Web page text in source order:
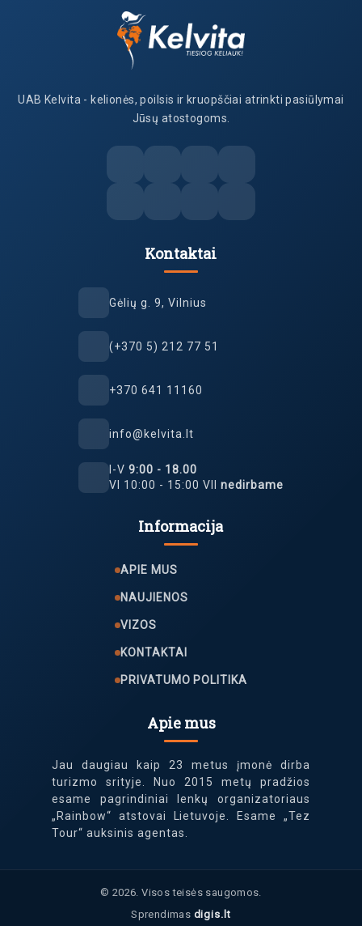
UAB Kelvita - kelionės, poilsis ir kruopščiai atrinkti pasiūlymai
Jūsų atostogoms.
Kontaktai
Gėlių g. 9, Vilnius
(+370 5) 212 77 51
+370 641 11160
info@kelvita.lt
I-V9:00 - 18.00
VI 10:00 - 15:00 VII nedirbame
Informacija
APIE MUS
NAUJIENOS
VIZOS
KONTAKTAI
PRIVATUMO POLITIKA
Apie mus
Jau daugiau kaip 23 metus įmonė dirba
turizmo srityje. Nuo 2015 metų pradžios
esame pagrindiniai lenkų organizatoriaus
„Rainbow“ atstovai Lietuvoje. Esame „Tez
Tour“ auksinis agentas.
© 2026. Visos teisės saugomos.
Sprendimas digis.lt